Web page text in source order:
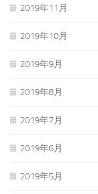
2019年11月
2019年10月
2019年9月
2019年8月
2019年7月
2019年6月
2019年5月